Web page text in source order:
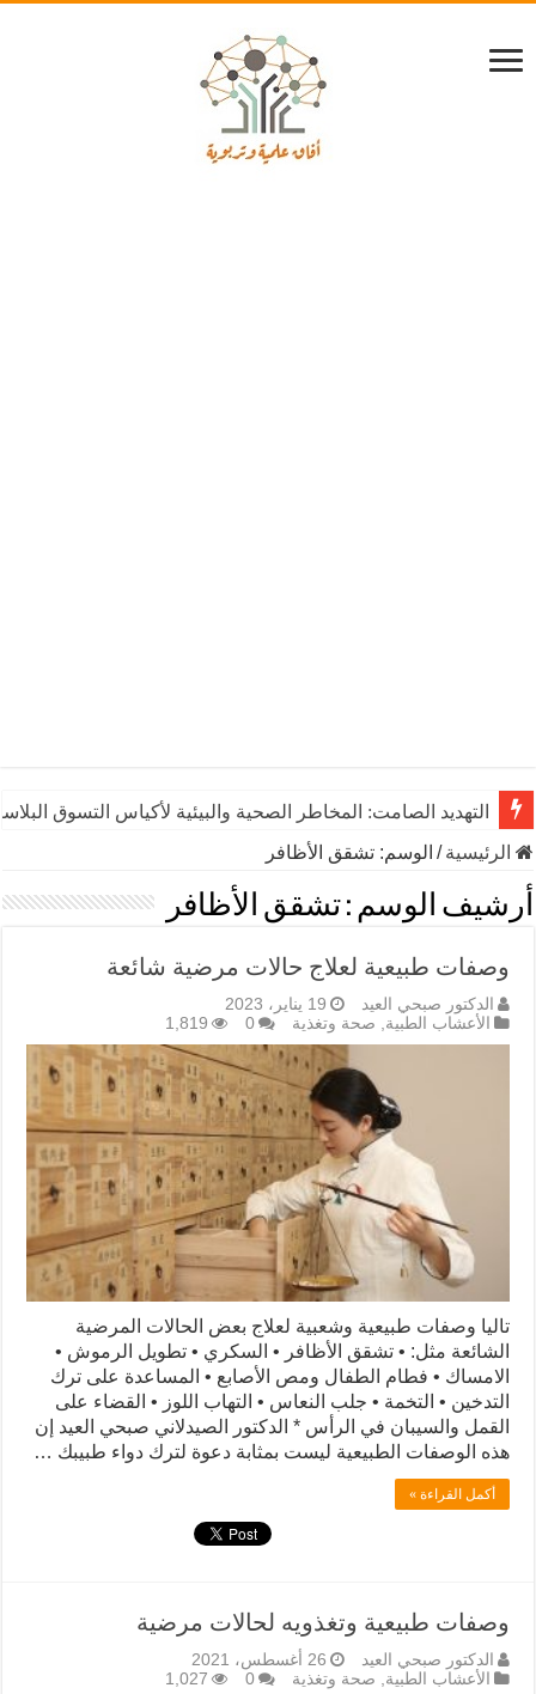
التهديد الصامت: المخاطر الصحية والبيئية لأكياس التسوق
الرئيسية/ الوسم: تشقق الأظافر
أرشيف الوسم :تشقق الأظافر
وصفات طبيعية لعلاج حالات مرضية شائعة
الدكتور صبحي العيد
19 يناير، 2023
الأعشاب الطبية, صحة وتغذية 0
1,819
تاليا وصفات طبيعية وشعبية لعلاج بعض الحالات المرضية
الشائعة مثل: • تشقق الأظافر • السكري • تطويل الرموش •
الامساك • فطام الطفال ومص الأصابع • المساعدة على ترك
التدخين • التخمة • جلب النعاس • التهاب اللوز • القضاء على
القمل والسيبان في الرأس * الدكتور الصيدلاني صبحي العيد إن
هذه الوصفات الطبيعية ليست بمثابة دعوة لترك دواء طبيبك …
أكمل القراءة »
وصفات طبيعية وتغذويه لحالات مرضية
الدكتور صبحي العيد
26 أغسطس، 2021
الأعشاب الطبية
صحة وتغذية 0
1,027